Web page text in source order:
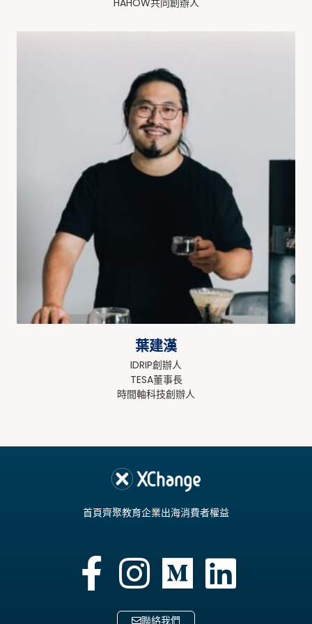
HAHOW共同創辦人
葉建漢
IDRIP創辦人
TESA董事長
時間軸科技創辦人
首頁齊聚教育企業出海消費者權益
聯絡我們